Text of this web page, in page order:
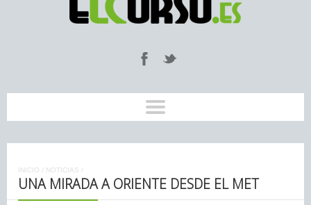
INICIO / NOTICIAS /
UNA MIRADA A ORIENTE DESDE EL MET